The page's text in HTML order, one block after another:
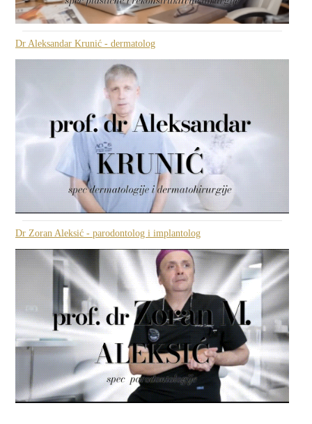
Dr Aleksandar Krunić - dermatolog
Dr Zoran Aleksić - parodontolog i implantolog